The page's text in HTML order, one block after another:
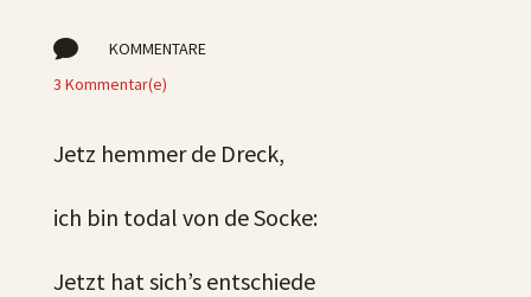

KOMMENTARE
3 Kommentar(e)
Jetz hemmer de Dreck,
ich bin todal von de Socke:
Jetzt hat sich’s entschiede